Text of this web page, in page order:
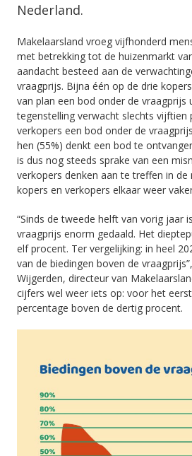
Nederland.
Makelaarsland vroeg vijfhonderd
met betrekking tot de huizenmarkt
aandacht besteed aan de
vraagprijs. Bijna één op de drie
van plan een bod onder de vraagprijs
tegenstelling verwacht slechts vijftien
verkopers een bod onder de
hen (55%) denkt een bod te
is dus nog steeds sprake van een
verkopers denken aan te treffen in
kopers en verkopers elkaar weer
“Sinds de tweede helft van vorig jaar
vraagprijs enorm gedaald. Het
elf procent. Ter vergelijking: in heel
van de biedingen boven de
Wijgerden, directeur van
cijfers wel weer iets op: voor het
percentage boven de dertig procent.